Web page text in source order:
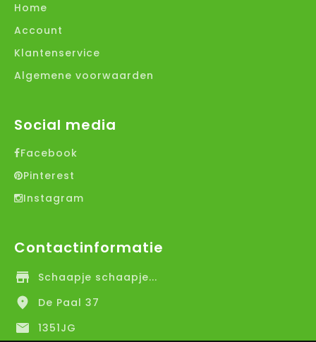
Home
Account
Klantenservice
Algemene voorwaarden
Social media
Facebook
Pinterest
Instagram
Contactinformatie
Schaapje schaapje...
De Paal 37
1351JG